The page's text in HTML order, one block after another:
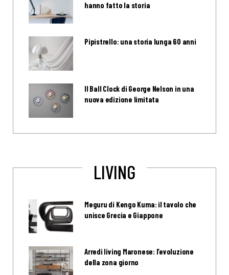
hanno fatto la storia
Pipistrello: una storia lunga 60 anni
Il Ball Clock di George Nelson in una
nuova edizione limitata
LIVING
Meguru di Kengo Kuma: il tavolo che
unisce Grecia e Giappone
Arredi living Maronese: l’evoluzione
della zona giorno